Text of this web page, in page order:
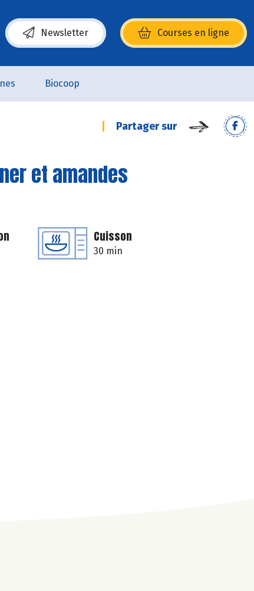
Newsletter Courses en ligne
(s’ouvre dans une nouvelle fenêtre)
Biocoop
Partager sur
et amandes
Cuisson
30 min